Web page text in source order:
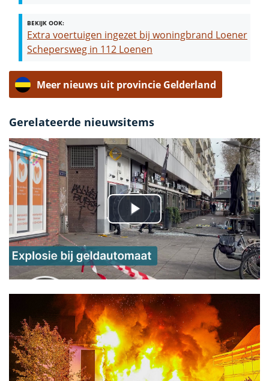
BEKIJK OOK:
Extra voertuigen ingezet bij woningbrand Loener
Schepersweg in 112 Loenen
Meer nieuws uit provincie Gelderland
Gerelateerde nieuwsitems